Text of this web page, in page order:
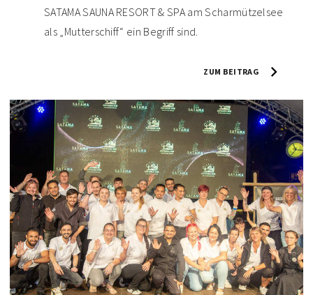
SATAMA SAUNA RESORT & SPA am Scharmützelsee
als „Mutterschiff“ ein Begriff sind.
ZUM BEITRAG